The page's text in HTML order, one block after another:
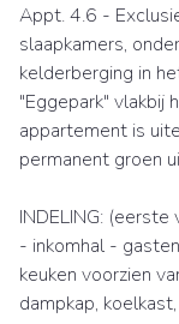
Appt. 4.6 -
slaapkamers,
kelderberging in
"Eggepark" vlakbij
appartement is
permanent groen
INDELING: (eerste
- inkomhal -
keuken voorzien
dampkap,